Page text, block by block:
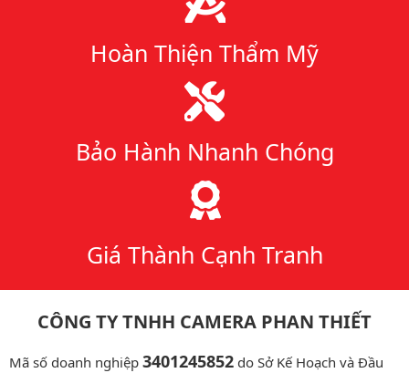
Hoàn Thiện Thẩm Mỹ
Bảo Hành Nhanh Chóng
Giá Thành Cạnh Tranh
CÔNG TY TNHH CAMERA PHAN THIẾT
Mã số doanh nghiệp 3401245852 do Sở Kế Hoạch và Đầu